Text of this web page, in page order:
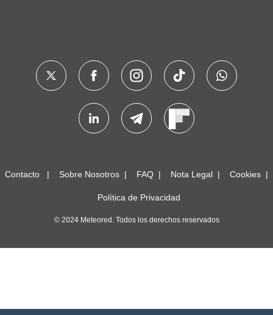
Contacto Sobre Nosotros FAQ Nota Legal Cookies
Política de Privacidad
© 2024 Meteored. Todos los derechos reservados